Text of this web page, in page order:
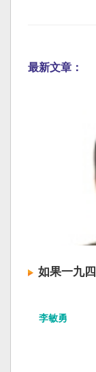
最新文章：
如果一九
李敏勇